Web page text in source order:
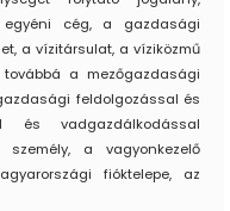
cég, a gazdasági
a vízitársulat, a víziközmű
a mezőgazdasági
feldolgozással és
és vadgazdálkodással
a vagyonkezelő
fióktelepe, az